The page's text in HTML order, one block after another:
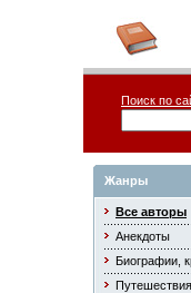
Поиск по
Жанры
Все авторы
Анекдоты
Биографии,